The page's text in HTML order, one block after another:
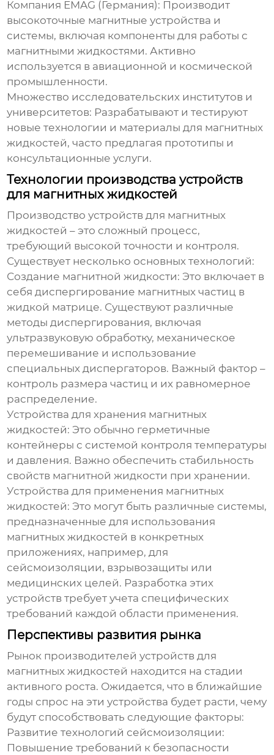
Компания EMAG (Германия): Производит
высокоточные магнитные устройства и
системы, включая компоненты для работы с
магнитными жидкостями. Активно
используется в авиационной и космической
промышленности.
Множество исследовательских институтов и
университетов: Разрабатывают и тестируют
новые технологии и материалы для магнитных
жидкостей, часто предлагая прототипы и
консультационные услуги.
Технологии производства устройств
для магнитных жидкостей
Производство устройств для магнитных
жидкостей – это сложный процесс,
требующий высокой точности и контроля.
Существует несколько основных технологий:
Создание магнитной жидкости: Это включает в
себя диспергирование магнитных частиц в
жидкой матрице. Существуют различные
методы диспергирования, включая
ультразвуковую обработку, механическое
перемешивание и использование
специальных диспергаторов. Важный фактор –
контроль размера частиц и их равномерное
распределение.
Устройства для хранения магнитных
жидкостей: Это обычно герметичные
контейнеры с системой контроля температуры
и давления. Важно обеспечить стабильность
свойств магнитной жидкости при хранении.
Устройства для применения магнитных
жидкостей: Это могут быть различные системы,
предназначенные для использования
магнитных жидкостей в конкретных
приложениях, например, для
сейсмоизоляции, взрывозащиты или
медицинских целей. Разработка этих
устройств требует учета специфических
требований каждой области применения.
Перспективы развития рынка
Рынок производителей устройств для
магнитных жидкостей находится на стадии
активного роста. Ожидается, что в ближайшие
годы спрос на эти устройства будет расти, чему
будут способствовать следующие факторы:
Развитие технологий сейсмоизоляции:
Повышение требований к безопасности